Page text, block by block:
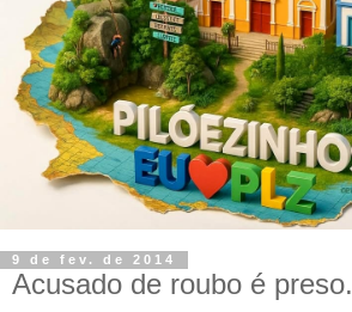
9 de fev. de 2014
Acusado de roubo é preso.